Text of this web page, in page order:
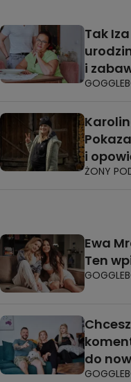
Tak
i
i
ŻONY
Ewa
Ten
do